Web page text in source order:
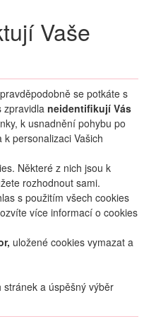
Vaše
se potkáte s
zpravidlaneidentifikují Vás
k usnadnění pohybu po
personalizaci Vašich
Některé z nich jsou k
rozhodnout sami.
s použitím všech cookies
více informací o cookies
uložené cookies vymazat a
a úspěšný výběr